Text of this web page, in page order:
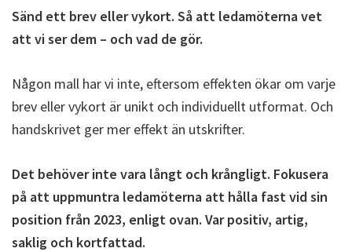
Sänd ett brev eller vykort. Så att ledamöterna vet
att vi ser dem – och vad de gör.
Någon mall har vi inte, eftersom effekten ökar om varje
brev eller vykort är unikt och individuellt utformat. Och
handskrivet ger mer effekt än utskrifter.
Det behöver inte vara långt och krångligt. Fokusera
på att uppmuntra ledamöterna att hålla fast vid sin
position från 2023, enligt ovan. Var positiv, artig,
saklig och kortfattad.